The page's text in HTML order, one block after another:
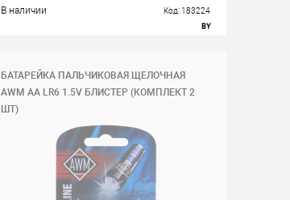
В наличии Код: 183224
BY
БАТАРЕЙКА ПАЛЬЧИКОВАЯ ЩЕЛОЧНАЯ
AWM AA LR6 1.5V БЛИСТЕР (КОМПЛЕКТ 2
ШТ)